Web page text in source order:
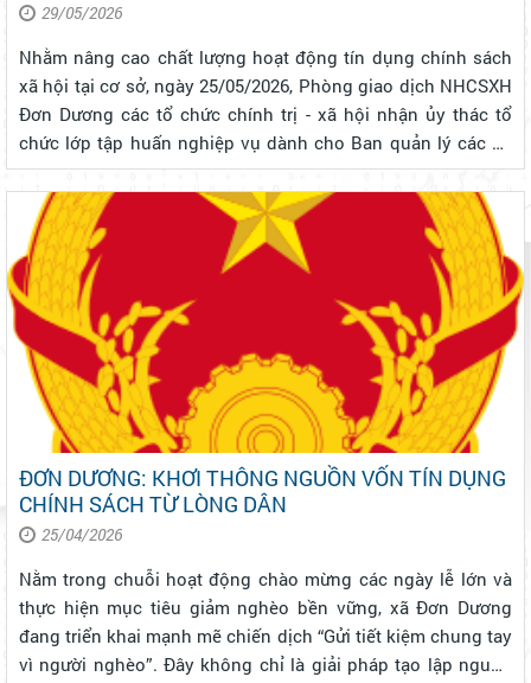
TK&VV TẠI XÃ ĐƠN DƯƠNG
29/05/2026
Nhằm nâng cao chất lượng hoạt động tín dụng chính sách
xã hội tại cơ sở, ngày 25/05/2026, Phòng giao dịch NHCSXH
Đơn Dương các tổ chức chính trị - xã hội nhận ủy thác tổ
chức lớp tập huấn nghiệp vụ dành cho Ban quản lý các Tổ
Tiết kiệm và vay vốn (TK&VV) trên địa bàn xã. Tham dự lớp
tập huấn có đại...
ĐƠN DƯƠNG: KHƠI THÔNG NGUỒN VỐN TÍN DỤNG
CHÍNH SÁCH TỪ LÒNG DÂN
25/04/2026
Nằm trong chuỗi hoạt động chào mừng các ngày lễ lớn và
thực hiện mục tiêu giảm nghèo bền vững, xã Đơn Dương
đang triển khai mạnh mẽ chiến dịch “Gửi tiết kiệm chung tay
vì người nghèo”. Đây không chỉ là giải pháp tạo lập nguồn